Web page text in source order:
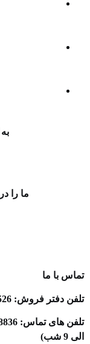
ما را
تماس با ما
تلفن دفتر فروش: 07191690526 (پاسخگویی 8 صبح الی 12 ظهر)
الی 9 شب)